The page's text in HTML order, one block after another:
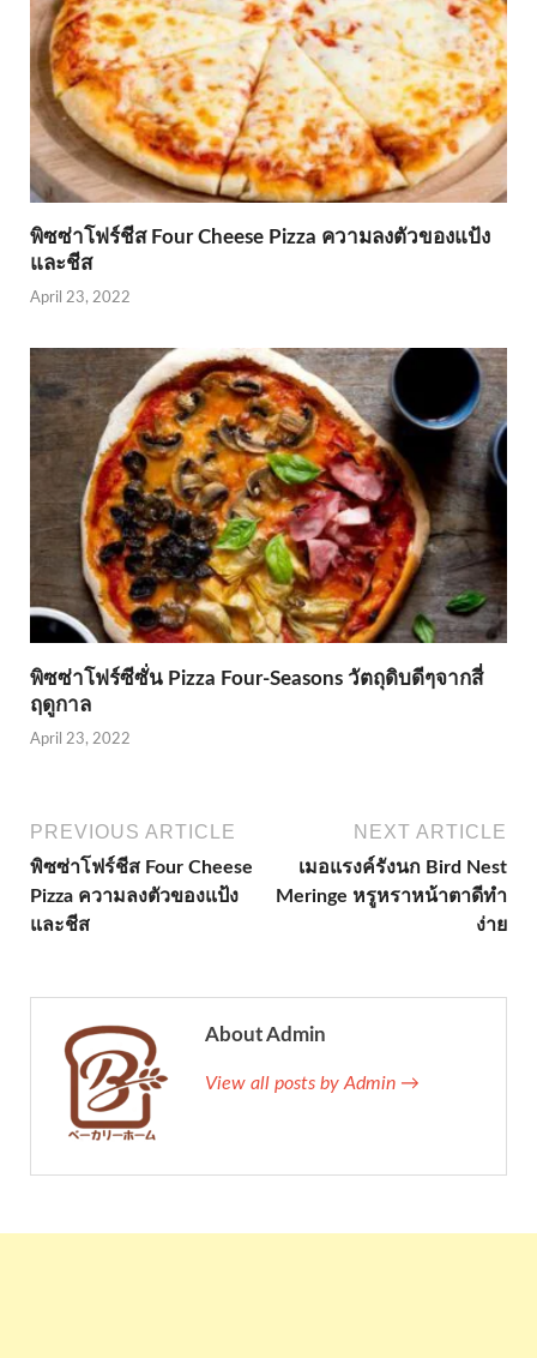
พิซซ่าโฟร์ชีส Four Cheese Pizza ความลงตัวของแป้ง
และชีส
April 23, 2022
พิซซ่าโฟร์ซีซั่น Pizza Four-Seasons วัตถุดิบดีๆจากสี่
ฤดูกาล
April 23, 2022
PREVIOUS ARTICLE
พิซซ่าโฟร์ชีส Four Cheese
Pizza ความลงตัวของแป้ง
และชีส
NEXT ARTICLE
เมอแรงค์รังนก Bird Nest
Meringe หรูหราหน้าตาดีทำ
ง่าย
About Admin
View all posts by Admin →